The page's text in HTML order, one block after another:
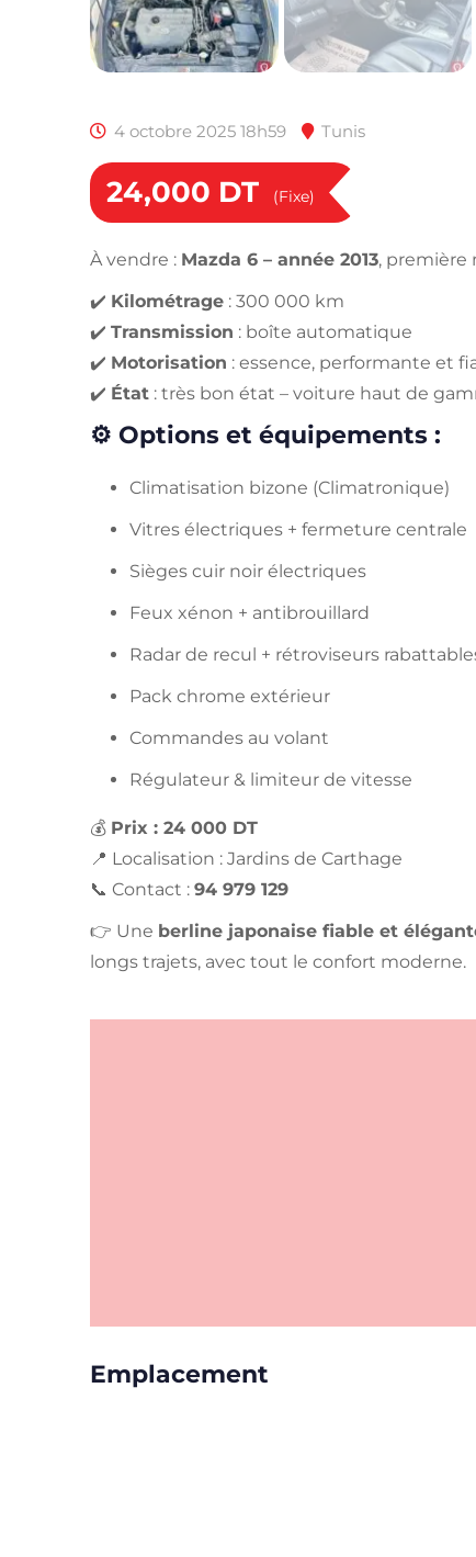
4 octobre 2025 18h59 Tunis
24,000 DT (Fixe)
À vendre : Mazda 6 – année 2013, première
✔️ Kilométrage : 300 000 km
✔️ Transmission : boîte automatique
✔️ Motorisation : essence, performante et
✔️ État : très bon état – voiture haut de
⚙️ Options et équipements :
Climatisation bizone (Climatronique)
Vitres électriques + fermeture centrale
Sièges cuir noir électriques
Feux xénon + antibrouillard
Radar de recul + rétroviseurs
Pack chrome extérieur
Commandes au volant
Régulateur & limiteur de vitesse
💰 Prix : 24 000 DT
📍 Localisation : Jardins de Carthage
📞 Contact : 94 979 129
👉 Une berline japonaise fiable et
longs trajets, avec tout le confort moderne.
Emplacement